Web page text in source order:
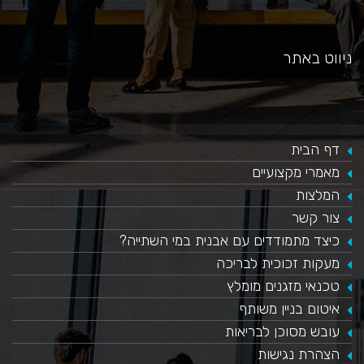
ניווט באתר
דף הבית
מאמרי מקצועיים
המלצות
צור קשר
כיצד מתמודדים עם אבנית במי השתייה?
​מעקות זכוכית לבריכה
טכנאי מזגנים מומלץ
איטום בניין משותף
עובש מסוכן לבריאות
הצהרת נגישות